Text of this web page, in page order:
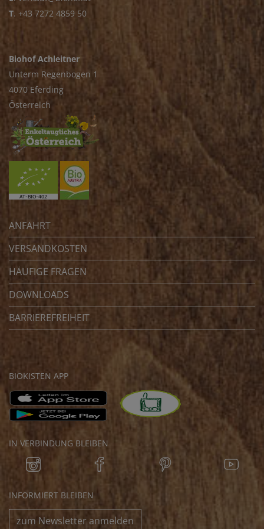
T. +43 7272 4859 50
Biohof Achleitner
Unterm Regenbogen 1
4070 Eferding
Österreich
ANFAHRT
VERSANDKOSTEN
HÄUFIGE FRAGEN
DOWNLOADS
BARRIEREFREIHEIT
BIOKISTEN APP
IN VERBINDUNG BLEIBEN
INFORMIERT BLEIBEN
zum Newsletter anmelden